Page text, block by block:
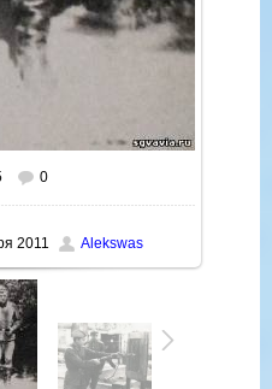
466x800
0
2011 Alekswas